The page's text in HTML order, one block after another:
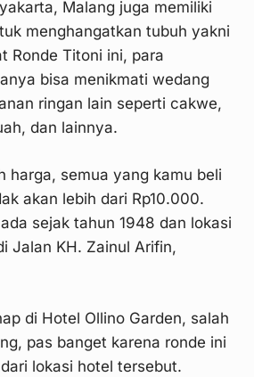
Malang juga memiliki
menghangatkan tubuh yakni
Ronde Titoni ini, para
bisa menikmati wedang
ringan lain seperti cakwe,
dan lainnya.
harga, semua yang kamu beli
akan lebih dari Rp10.000.
sejak tahun 1948 dan lokasi
Jalan KH. Zainul Arifin,
di Hotel Ollino Garden, salah
pas banget karena ronde ini
lokasi hotel tersebut.